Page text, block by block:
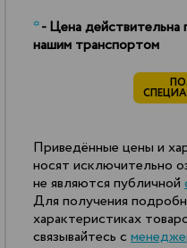
*- Цена действительна
нашим транспортом
Приведённые цены и
носят исключительно
не являются публичной
Для получения
характеристиках
связывайтесь с